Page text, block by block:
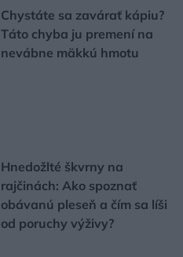
Chystáte sa zavárať kápiu?
Táto chyba ju premení na
nevábne mäkkú hmotu
Hnedožlté škvrny na
rajčinách: Ako spoznať
obávanú pleseň a čím sa líši
od poruchy výživy?